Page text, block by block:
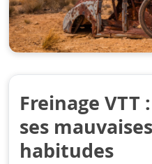
Freinage VTT
ses mauvaises
habitudes